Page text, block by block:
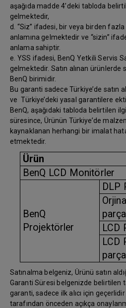
aşağıda madde 4’deki tabloda
gelmektedir,
d. “Siz” ifadesi, bir veya birden fazla
anlamına gelmektedir ve “sizin”
anlama sahiptir.
e. YSS ifadesi, BenQ Yetkili Servis
gelmektedir. Satın alınan
BenQ birimidir.
Bu garanti sadece Türkiye’de satın
ve Türkiye’deki yasal garantilere
BenQ, aşağıdaki tabloda belirtilen
süresince, Ürünün Türkiye’de
kaynaklanan herhangi bir imalat
etmektedir.
Ürün
BenQ LCD Monitörler
BenQ
Projektörler
DLP
LCD
LCD
Satınalma belgeniz, Ürünü satın
Garanti Süresi belgenizde belirtilen
garanti, sadece ilk alıcı için
tarafından önceden açıkça